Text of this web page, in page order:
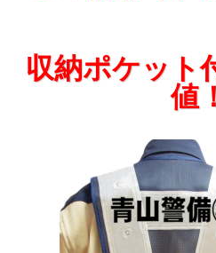
収納ポケット
値！